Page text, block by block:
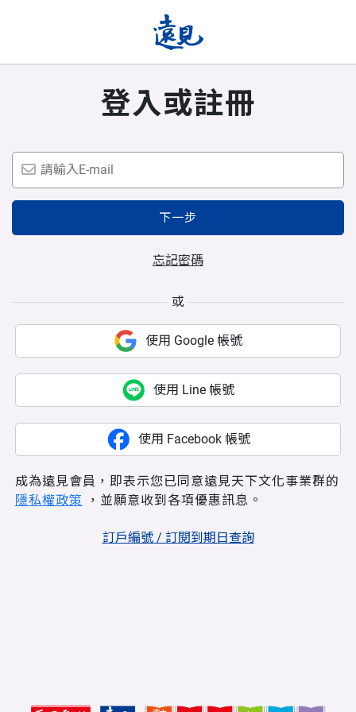
登入或註冊
下一步
忘記密碼
或
使用 Google 帳號
使用 Line 帳號
使用 Facebook 帳號
成為遠見會員，即表示您已同意遠見天下文化事業群的
隱私權政策 ，並願意收到各項優惠訊息。
訂戶編號 / 訂閱到期日查詢